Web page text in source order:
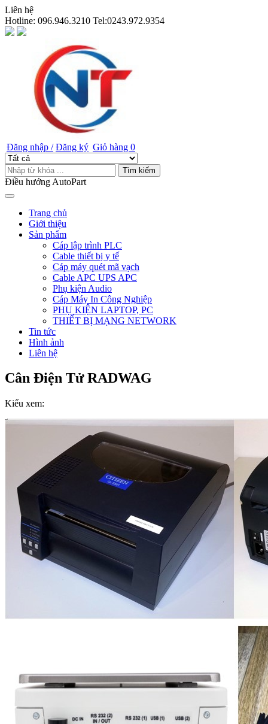
Liên hệ
Hotline: 096.946.3210 Tel:0243.972.9354
Đăng nhập / Đăng ký Giỏ hàng 0
Tìm kiếm
Điều hướng AutoPart
Trang chủ
Giới thiệu
Sản phẩm
Cáp lập trình PLC
Cable thiết bị y tế
Cáp máy quét mã vạch
Cable APC UPS APC
Phụ kiện Audio
Cáp Máy In Công Nghiệp
PHỤ KIỆN LAPTOP, PC
THIẾT BỊ MẠNG NETWORK
Tin tức
Hình ảnh
Liên hệ
Cân Điện Tử RADWAG
Kiểu xem: